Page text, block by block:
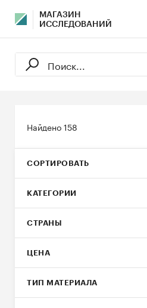
МАГАЗИН
ИССЛЕДОВАНИЙ
Найдено158
СОРТИРОВАТЬ
КАТЕГОРИИ
СТРАНЫ
ЦЕНА
ТИП МАТЕРИАЛА